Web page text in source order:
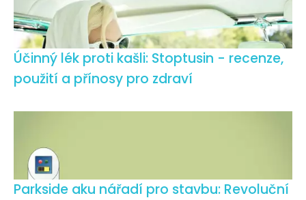
Účinný lék proti kašli: Stoptusin - recenze,
použití a přínosy pro zdraví
Parkside aku nářadí pro stavbu: Revoluční